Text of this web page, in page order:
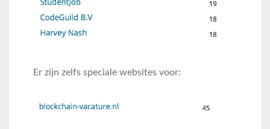
Er zijn zelfs speciale websites voor: